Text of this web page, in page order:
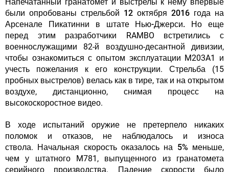
были опробованы стрельбой 12 октября 2016 года на
Арсенале Пикатинни в штате Нью-Джерси. Но еще
перед этим разработчики RAMBO встретились с
военнослужащими 82-й воздушно-десантной дивизии,
чтобы ознакомиться с опытом эксплуатации M203A1 и
учесть пожелания к его конструкции. Стрельба (15
пробных выстрелов) велась как в тире, так и на открытом
воздухе, дистанционно, снимая процесс на
высокоскоростное видео.
В ходе испытаний оружие не претерпело никаких
поломок и отказов, не наблюдалось и износа
ствола. Начальная скорость оказалось на 5% меньше,
чем у штатного M781, выпущенного из гранатомета
серийного производства. Падение скорости было